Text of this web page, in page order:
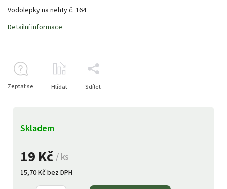
19 Kč/ ks
15,70 Kč bez DPH
Skladem
Vodolepky na nehty č. 164
Detailní informace
Zeptat se Hlídat Sdílet